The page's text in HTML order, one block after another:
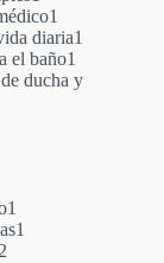
producto
1
producto
diaria1
el baño1
producto
ducha y
1
producto
1